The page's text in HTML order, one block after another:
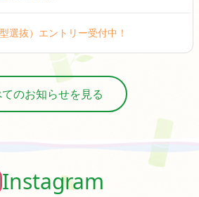
選抜）エントリー受付中！
のお知らせを見る
Instagram